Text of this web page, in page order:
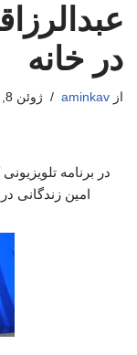
در خانه
از aminkav ژوئن 8, 2026
در برنامه
امین زندگانی در